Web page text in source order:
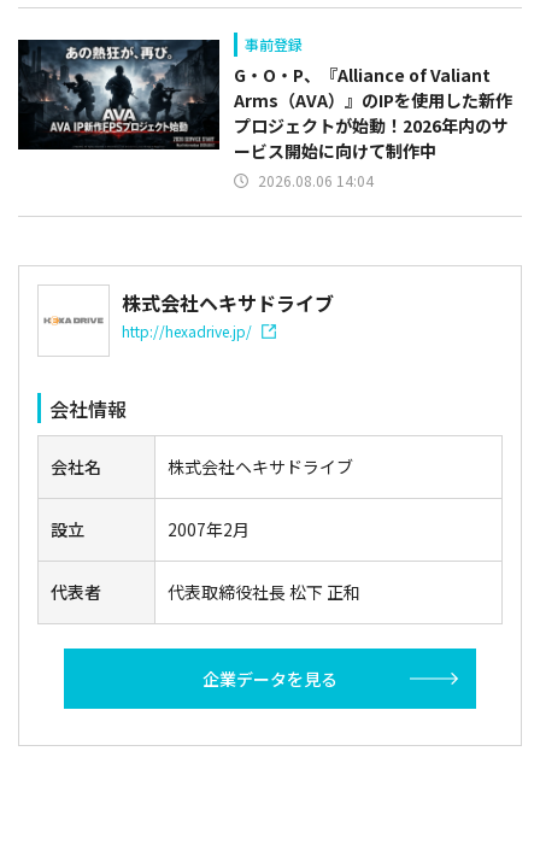
事前登録
G・O・P、『Alliance of Valiant
Arms（AVA）』のIPを使用した新作
プロジェクトが始動！2026年内のサ
ービス開始に向けて制作中
2026.08.06 14:04
株式会社ヘキサドライブ
http://hexadrive.jp/
会社情報
会社名 株式会社ヘキサドライブ
設立 2007年2月
代表者 代表取締役社長 松下 正和
企業データを見る